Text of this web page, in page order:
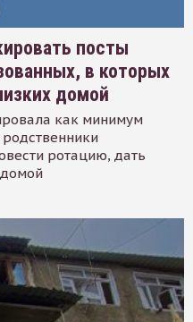
посты
в которых
домой
как минимум
ротацию, дать